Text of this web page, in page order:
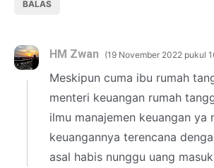
BALAS
HM Zwan 19 November 2022 pukul
Meskipun cuma ibu rumah
menteri keuangan rumah
ilmu manajemen keuangan ya
keuangannya terencana
asal habis nunggu uang